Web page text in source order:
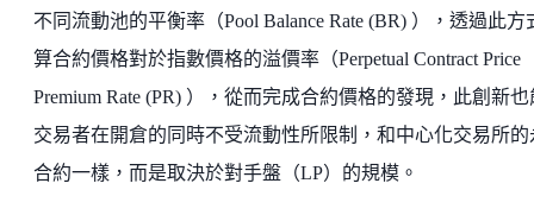
不同流動池的平衡率（Pool Balance Rate (BR) ），透過此方
算合約價格對於指數價格的溢價率（Perpetual Contract Price
Premium Rate (PR) ），從而完成合約價格的發現，此創新
交易者在開倉的同時不受流動性所限制，和中心化交易所的
合約一樣，而是取決於對手盤（LP）的規模。